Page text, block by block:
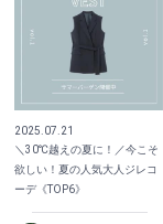
2025.07.21
＼30℃越えの夏に！／今こそ
欲しい！夏の人気大人ジレコ
ーデ《TOP6》